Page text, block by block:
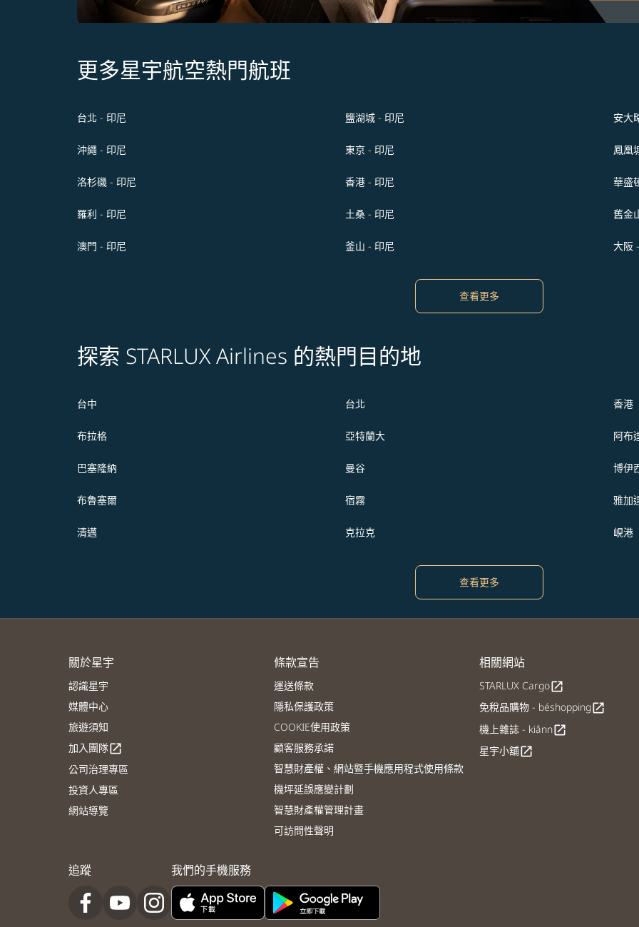
更多星宇航空熱門航班
台北 - 印尼 鹽湖城 - 印尼 安大
沖繩 - 印尼 東京 - 印尼 鳳凰
洛杉磯 - 印尼 香港 - 印尼 華盛
羅利 - 印尼 土桑 - 印尼 舊金
澳門 - 印尼 釜山 - 印尼 大阪
查看更多
探索 STARLUX Airlines 的熱門目的地
台中 台北 香港
布拉格 亞特蘭大 阿布
巴塞隆納 曼谷 博伊
布魯塞爾 宿霧 雅加
清邁 克拉克 峴港
查看更多
關於星宇
認識星宇
媒體中心
旅遊須知
加入團隊open_in_new
公司治理專區
投資人專區
網站導覽
條款宣告
運送條款
隱私保護政策
COOKIE使用政策
顧客服務承諾
智慧財產權、網站暨手機應用程式使用條款
機坪延誤應變計劃
智慧財產權管理計畫
可訪問性聲明
相關網站
STARLUX Cargoopen_in_new
免稅品購物 - béshoppingopen_in_new
機上雜誌 - kiânnopen_in_new
星宇小舖open_in_new
追蹤 我們的手機服務